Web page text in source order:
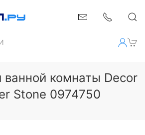
ванной комнаты Decor
Stone 0974750